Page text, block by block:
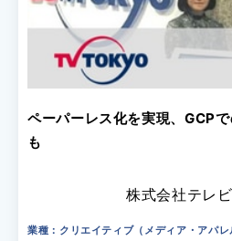
ペーパーレス化を実現、GCP
も
株式会社テレ
業種：クリエイティブ（メディア・アパレ